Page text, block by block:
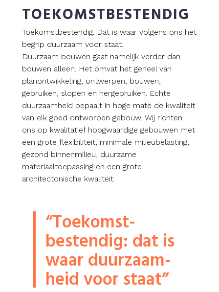
TOEKOMST­BESTENDIG
Toekomstbestendig. Dat is waar volgens ons het
begrip duurzaam voor staat.
Duurzaam bouwen gaat namelijk verder dan
bouwen alleen. Het omvat het geheel van
planontwikkeling, ontwerpen, bouwen,
gebruiken, slopen en hergebruiken. Echte
duurzaamheid bepaalt in hoge mate de kwaliteit
van elk goed ontworpen gebouw. Wij richten
ons op kwalitatief hoogwaardige gebouwen met
een grote flexibiliteit, minimale milieubelasting,
gezond binnenmilieu, duurzame
materiaaltoepassing en een grote
architectonische kwaliteit.
“Toekomst­
bestendig: dat is
waar duurzaam­
heid voor staat”